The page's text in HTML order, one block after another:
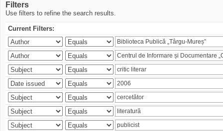
Filters
Use filters to refine the search results.
Current Filters: